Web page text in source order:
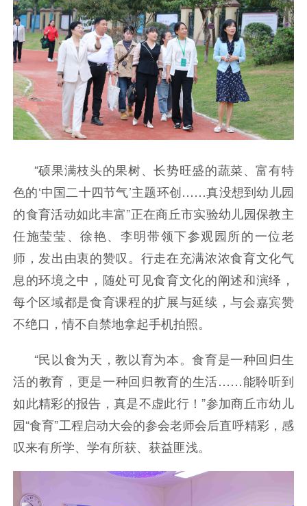
“硕果满枝头的果树、长势旺盛的蔬菜、富有特
色的‘中国二十四节气’主题环创……真没想到幼儿园
的食育活动如此丰富”正在商丘市实验幼儿园保教主
任施莹莹、徐艳、李明带领下参观园所的一位老
师，发出由衷的赞叹。行走在充满浓浓食育文化气
息的环境之中，随处可见食育文化的阐述和演绎，
每个区域都是食育课程的扩展与延续，与会嘉宾赞
不绝口，情不自禁地拿起手机拍照。
“民以食为天，教以育为本。食育是一种回归生
活的教育，更是一种回归教育的生活……能聆听到
如此精彩的报告，真是不虚此行！”参加商丘市幼儿
园“食育”工程启动大会的参会老师会后直呼精彩，感
叹来有所学、学有所获、获益匪浅。